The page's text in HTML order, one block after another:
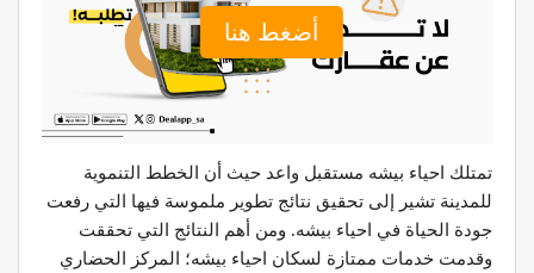
أضغط هنا
تمتلك احياء بيشه مستقبل واعد حيث أن الخطط التنموية
للمدينة تشير إلى تحقيق نتائج تطوير ملموسة فيها التي رفعت
جودة الحياة في احياء بيشه. ومن أهم النتائج التي تحققت
وقدمت خدمات ممتازة لسكان احياء بيشه؛ المركز الحضاري